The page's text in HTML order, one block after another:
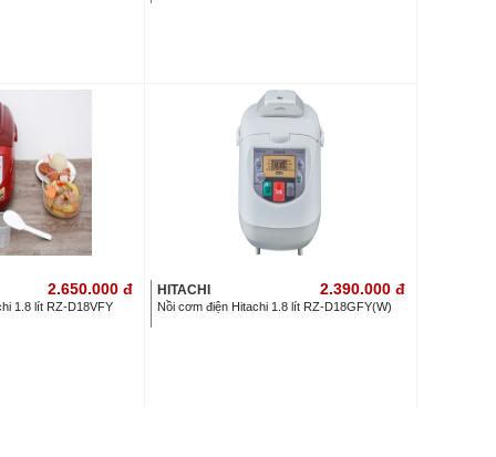
2.650.000 đ
1.8 lít RZ-D18VFY
HITACHI 2.390.000 đ
Nồi cơm điện Hitachi 1.8 lít RZ-D18GFY(W)